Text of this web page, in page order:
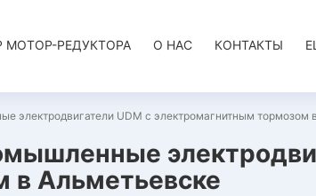
МОТОР-РЕДУКТОРА О НАС КОНТАКТЫ
электродвигатели UDM с электромагнитным тормозом
в Альметьевске